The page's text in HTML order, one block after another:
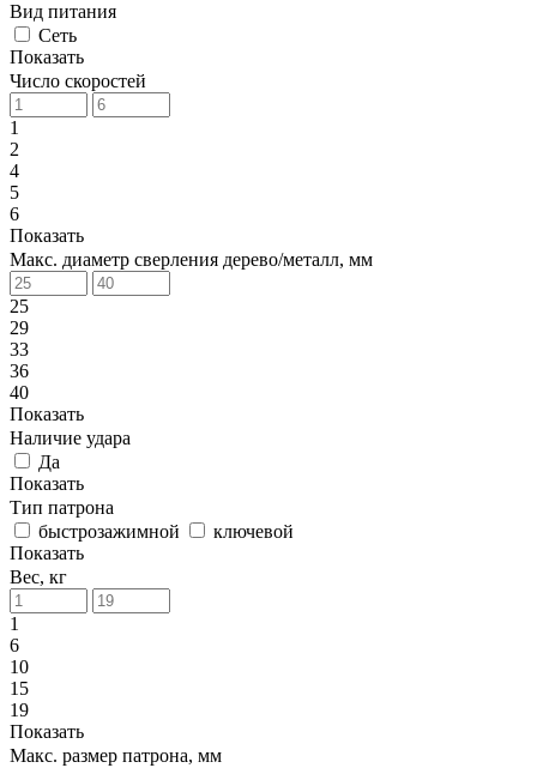
Вид питания
Сеть
Показать
Число скоростей
1
2
4
5
6
Показать
Макс. диаметр сверления дерево/металл, мм
25
29
33
36
40
Показать
Наличие удара
Да
Показать
Тип патрона
быстрозажимной
ключевой
Показать
Вес, кг
1
6
10
15
19
Показать
Макс. размер патрона, мм